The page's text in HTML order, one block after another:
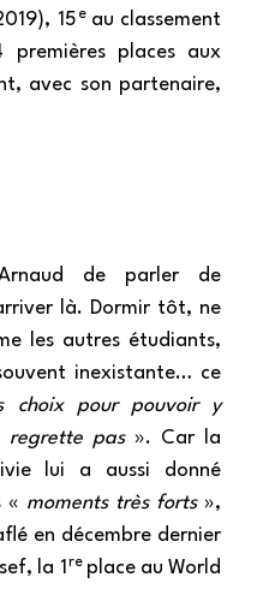
15 eau classement
places aux
avec son partenaire,
de parler de
là. Dormir tôt, ne
les autres étudiants,
inexistante… ce
choix pour pouvoir y
regrette pas». Car la
lui a aussi donné
« moments très forts»,
en décembre dernier
la 1 replace au World